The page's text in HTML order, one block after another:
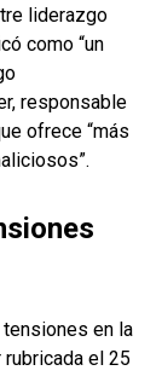
liderazgo
como “un
responsable
ofrece “más
en la
rubricada el 25